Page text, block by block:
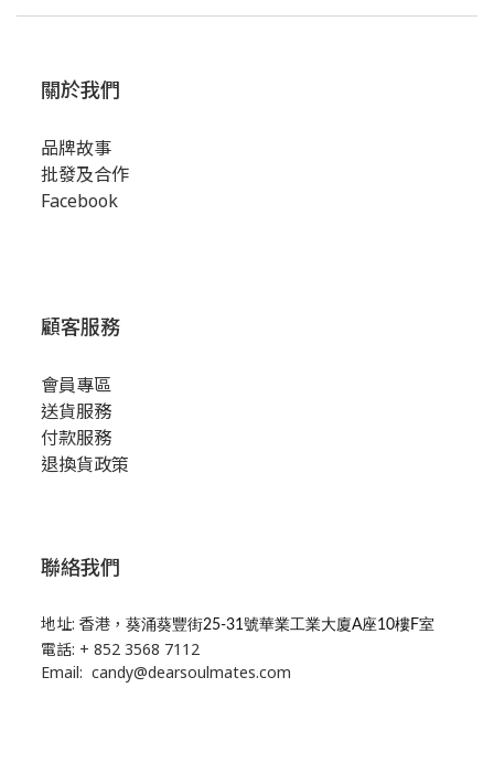
關於我們
品牌故事
批發及合作
Facebook
顧客服務
會員專區
送貨服務
付款服務
退換貨政策
聯絡我們
地址: 香港， 葵涌葵豐街25-31號華業工業大廈A座10樓F室
電話: + 852 3568 7112
Email: candy@dearsoulmates.com